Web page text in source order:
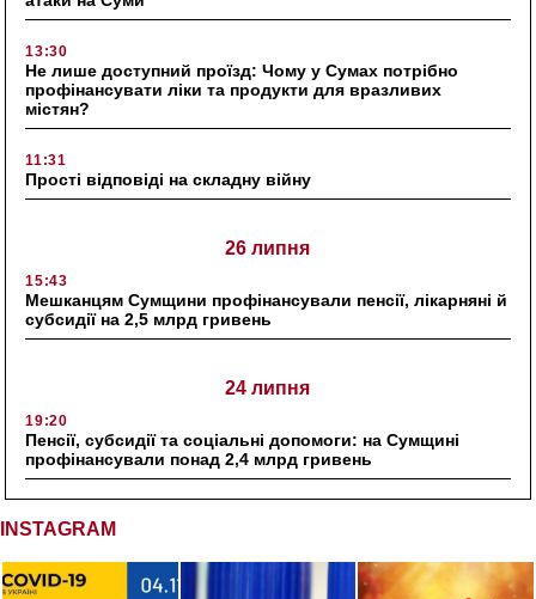
13:30
Не лише доступний проїзд: Чому у Сумах потрібно
профінансувати ліки та продукти для вразливих
містян?
11:31
Прості відповіді на складну війну
26 липня
15:43
Мешканцям Сумщини профінансували пенсії, лікарняні й
субсидії на 2,5 млрд гривень
24 липня
19:20
Пенсії, субсидії та соціальні допомоги: на Сумщині
профінансували понад 2,4 млрд гривень
INSTAGRAM